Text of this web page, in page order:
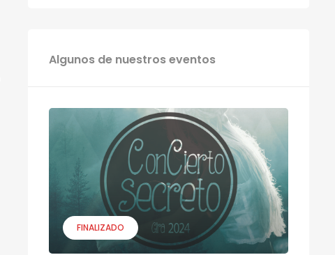
Algunos de nuestros eventos
FINALIZADO